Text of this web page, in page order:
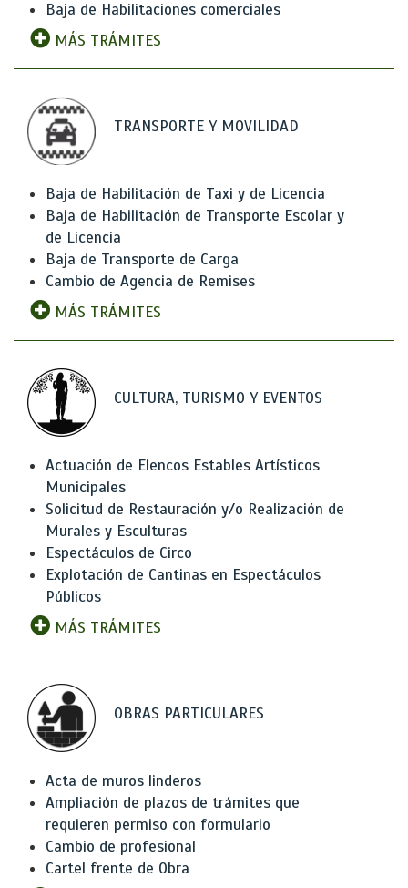
Baja de Habilitaciones comerciales
MÁS TRÁMITES
TRANSPORTE Y MOVILIDAD
Baja de Habilitación de Taxi y de Licencia
Baja de Habilitación de Transporte Escolar y
de Licencia
Baja de Transporte de Carga
Cambio de Agencia de Remises
MÁS TRÁMITES
CULTURA, TURISMO Y EVENTOS
Actuación de Elencos Estables Artísticos
Municipales
Solicitud de Restauración y/o Realización de
Murales y Esculturas
Espectáculos de Circo
Explotación de Cantinas en Espectáculos
Públicos
MÁS TRÁMITES
OBRAS PARTICULARES
Acta de muros linderos
Ampliación de plazos de trámites que
requieren permiso con formulario
Cambio de profesional
Cartel frente de Obra